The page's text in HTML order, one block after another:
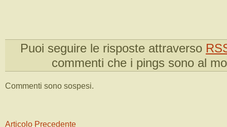
Puoi seguire le risposte attraverso
commenti che i pings sono al
Commenti sono sospesi.
Articolo Precedente